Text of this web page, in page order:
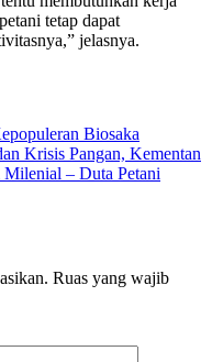
tetap dapat
jelasnya.
Biosaka
Krisis Pangan, Kementan
– Duta Petani
Ruas yang wajib